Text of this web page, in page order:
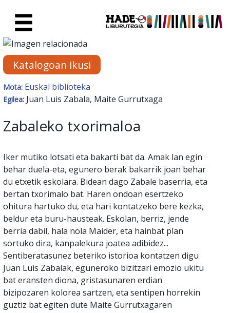
Eskuratu berriak Fitxa -
Katalogoan ikusi
Mota: Euskal biblioteka
Egilea: Juan Luis Zabala, Maite Gurrutxaga
Zabaleko txorimaloa
Iker mutiko lotsati eta bakarti bat da. Amak lan egin
behar duela-eta, egunero berak bakarrik joan behar
du etxetik eskolara. Bidean dago Zabale baserria, eta
bertan txorimalo bat. Haren ondoan esertzeko
ohitura hartuko du, eta hari kontatzeko bere kezka,
beldur eta buru-hausteak. Eskolan, berriz, jende
berria dabil, hala nola Maider, eta hainbat plan
sortuko dira, kanpalekura joatea adibidez...
Sentiberatasunez beteriko istorioa kontatzen digu
Juan Luis Zabalak, eguneroko bizitzari emozio ukitu
bat eransten diona, gristasunaren erdian
bizipozaren kolorea sartzen, eta sentipen horrekin
guztiz bat egiten dute Maite Gurrutxagaren